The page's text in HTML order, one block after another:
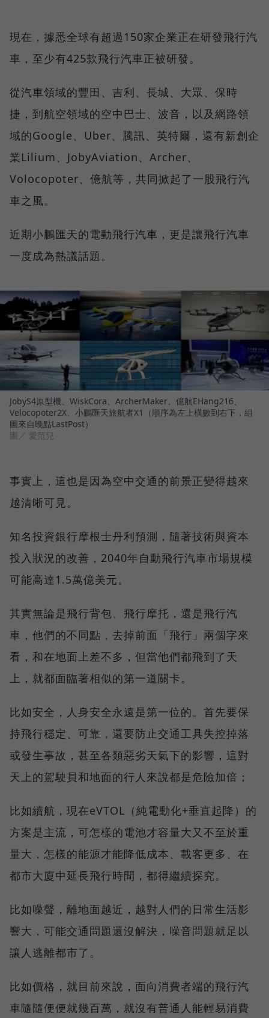
現在，據悉全球有超過150家企業正在研發飛行汽
車，至少有425款飛行汽車正被研發。
從汽車領域的豐田、吉利、長城、大眾、保時
捷，到航空領域的空中巴士、波音，以及網路領
域的Google、Uber、騰訊、英特爾，還有新創企
業Lilium、JobyAviation、Archer、
Volocopoter、億航等，共同掀起了一股飛行汽
車之風。
近期小鵬匯天的電動飛行汽車，更是讓飛行汽車
一度成為熱議話題。
JobyS4原型機、WiskCora、ArcherMaker、億航EHang216、
Velocopoter2X、小鵬匯天旅航者X1（順序為左上橫數到右下，組
圖來自晚點LastPost）
圖／ 愛范兒
事實上，這也是因為空中交通的前景正變得越來
越清晰可見。
知名投資銀行摩根士丹利預測，隨著技術與資本
投入狀況的改善，2040年自動飛行汽車市場規模
可能高達1.5萬億美元。
其實無論是飛行背包、飛行摩托，還是飛行汽
車，他們的不同點，去掉前面「飛行」兩個字來
看，和在地面上差不多，但當他們都飛到了天
上，就都面臨著相似的第一道關卡。
比如安全，人身安全永遠是第一位的。首先要保
持飛行穩定、可靠，還要防止交通工具失控掉落
或發生事故，甚至各類惡劣天氣下的影響，這對
天上的駕駛員和地面的行人來說都是危險加倍；
比如續航，現在eVTOL（純電動化+垂直起降）的
方案是主流，可怎樣的電池才容量大又不至於重
量大，怎樣的能源才能降低成本、載客更多、在
都市大廈中延長飛行時間，都得繼續探究。
比如噪聲，離地面越近，越對人們的日常生活影
響大，可能交通問題還沒解決，噪音問題就足以
讓人逃離都市了。
比如價格，就目前來說，面向消費者端的飛行汽
車隨隨便便就幾百萬，就沒有普通人能輕易消費